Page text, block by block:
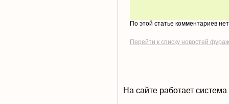
По этой статье комментариев
Перейти к списку новостей
На сайте работает